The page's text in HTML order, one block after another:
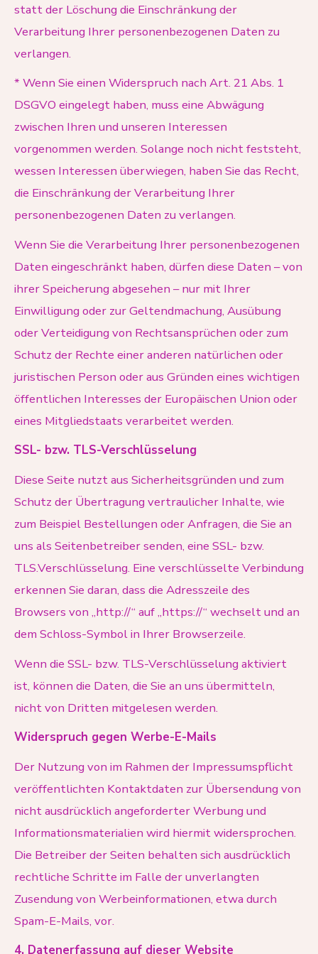
statt der Löschung die Einschränkung der
Verarbeitung Ihrer personenbezogenen Daten zu
verlangen.
* Wenn Sie einen Widerspruch nach Art. 21 Abs. 1
DSGVO eingelegt haben, muss eine Abwägung
zwischen Ihren und unseren Interessen
vorgenommen werden. Solange noch nicht feststeht,
wessen Interessen überwiegen, haben Sie das Recht,
die Einschränkung der Verarbeitung Ihrer
personenbezogenen Daten zu verlangen.
Wenn Sie die Verarbeitung Ihrer personenbezogenen
Daten eingeschränkt haben, dürfen diese Daten – von
ihrer Speicherung abgesehen – nur mit Ihrer
Einwilligung oder zur Geltendmachung, Ausübung
oder Verteidigung von Rechtsansprüchen oder zum
Schutz der Rechte einer anderen natürlichen oder
juristischen Person oder aus Gründen eines wichtigen
öffentlichen Interesses der Europäischen Union oder
eines Mitgliedstaats verarbeitet werden.
SSL- bzw. TLS-Verschlüsselung
Diese Seite nutzt aus Sicherheitsgründen und zum
Schutz der Übertragung vertraulicher Inhalte, wie
zum Beispiel Bestellungen oder Anfragen, die Sie an
uns als Seitenbetreiber senden, eine SSL- bzw.
TLS.Verschlüsselung. Eine verschlüsselte Verbindung
erkennen Sie daran, dass die Adresszeile des
Browsers von „http://“ auf „https://“ wechselt und an
dem Schloss-Symbol in Ihrer Browserzeile.
Wenn die SSL- bzw. TLS-Verschlüsselung aktiviert
ist, können die Daten, die Sie an uns übermitteln,
nicht von Dritten mitgelesen werden.
Widerspruch gegen Werbe-E-Mails
Der Nutzung von im Rahmen der Impressumspflicht
veröffentlichten Kontaktdaten zur Übersendung von
nicht ausdrücklich angeforderter Werbung und
Informationsmaterialien wird hiermit widersprochen.
Die Betreiber der Seiten behalten sich ausdrücklich
rechtliche Schritte im Falle der unverlangten
Zusendung von Werbeinformationen, etwa durch
Spam-E-Mails, vor.
4. Datenerfassung auf dieser Website